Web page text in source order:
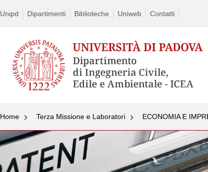
Unipd Dipartimenti Biblioteche Uniweb Contatti
Home Terza Missione e Laboratori ECONOMIA E
Skip
to
content